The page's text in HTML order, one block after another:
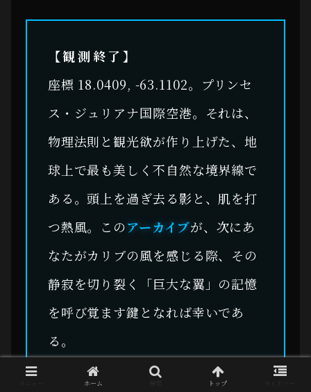
【観測終了】
座標 18.0409, -63.1102。プリンセ
ス・ジュリアナ国際空港。それは、
物理法則と観光欲が作り上げた、地
球上で最も美しく不自然な境界線で
ある。頭上を過ぎ去る影と、肌を打
つ熱風。このアーカイブが、次にあ
なたがカリブの風を感じる際、その
静寂を切り裂く「巨大な翼」の記憶
を呼び覚ます鍵となれば幸いであ
る。
ホーム トップ